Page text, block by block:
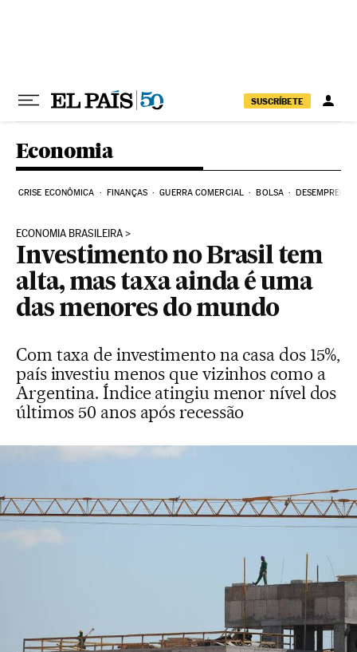
SUSCRÍBETE
Economia
CRISE ECONÔMICA FINANÇAS GUERRA COMERCIAL BOLSA DESEMPREGO
ECONOMIA BRASILEIRA
Investimento no Brasil tem
alta, mas taxa ainda é uma
das menores do mundo
Com taxa de investimento na casa dos 15%,
país investiu menos que vizinhos como a
Argentina. Índice atingiu menor nível dos
últimos 50 anos após recessão